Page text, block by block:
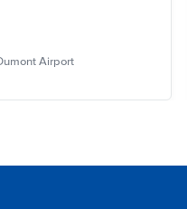
Airport